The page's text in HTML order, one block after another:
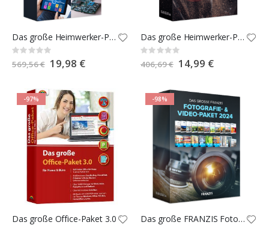
Das große Heimwerker-Profi-Paket 5.0
Rating:
0%
569,56 € Special
Price
19,98 €
Das große Heimwerker-Profi-Paket 4.0
Rating:
0%
406,69 € Special
Price
14,99 €
-97%
Das große Office-Paket 3.0
-98%
Das große FRANZIS Fotografie- & Video-Paket 2024